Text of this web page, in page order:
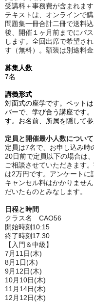
受講料＋事務費が含まれます
テキストは、オンラインで
問題集一冊合計二冊で送料
後、開催１ヶ月前までにパ
します。全回出席で希望さ
す（無料）。額装は別途料金
募集人数
7名
講義形式
対面式の座学です。ペット
バーで、学び合う講座です。
す。お名前、所属を隠して
定員と開催最小人数について
定員は7名で、お申し込み
20日前で定員以下の場合は
ご相談させていただきます
は2万円です。アンケートに
キャンセル料はかかりませ
だいたものとみなします。
日程と時間
クラス名 CAO56
開始時刻10:15
終了時刻17:30
【入門＆中級】
7月11日(木)
8月1日(木)
9月12日(木)
10月10日(木)
11月14日(木)
12月12日(木)